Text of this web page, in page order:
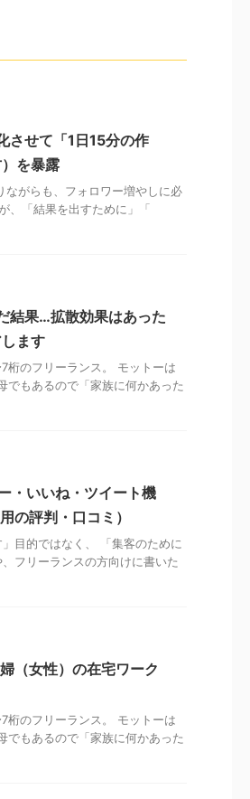
させて「1日15分の作
を暴露
ながらも、フォロワー増やしに必
、「結果を出すために」「
結果…拡散効果はあった
ます
桁のフリーランス。 モットーは
でもあるので「家族に何かあった
・いいね・ツイート機
の評判・口コミ）
目的ではなく、 「集客のために
フリーランスの方向けに書いた
（女性）の在宅ワーク
桁のフリーランス。 モットーは
でもあるので「家族に何かあった